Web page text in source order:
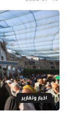
اخبار وتقارير